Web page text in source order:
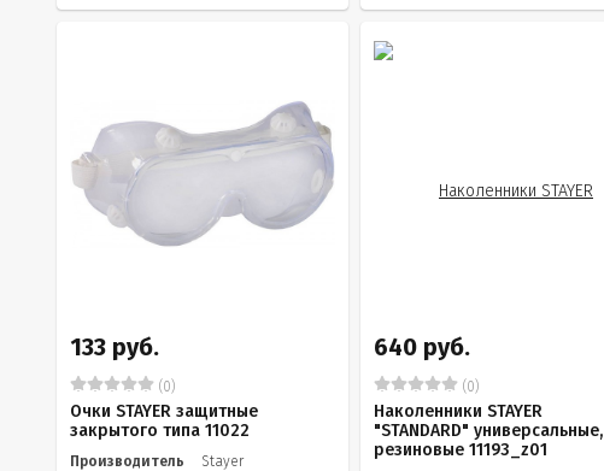
133 руб.
(0)
Очки STAYER защитные
закрытого типа 11022
Производитель
Stayer
640 руб.
(0)
Наколенники STAYER
"STANDARD" универсальные,
резиновые 11193_z01